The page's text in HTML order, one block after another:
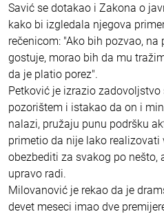
Savić se dotakao i Zakona o
kako bi izgledala njegova
rečenicom: "Ako bih pozvao,
gostuje, morao bih da mu
da je platio porez".
Petković je izrazio
pozorištem i istakao da on i
nalazi, pružaju punu podršku
primetio da nije lako realizovati
obezbediti za svakog po nešto,
upravo radi.
Milovanović je rekao da je
devet meseci imao dve